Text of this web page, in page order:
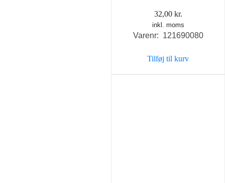
32,00 kr.
inkl. moms
Varenr: 121690080
Tilføj til kurv